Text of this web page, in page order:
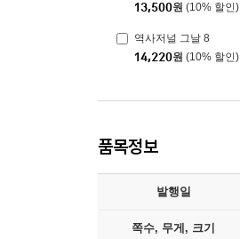
13,500원 (10% 할인)
역사저널 그날 8
14,220원 (10% 할인)
품목정보
발행일
쪽수, 무게, 크기